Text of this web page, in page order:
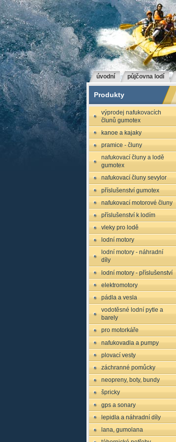
úvodní půjčovna lodí
Produkty
výprodej nafukovacích
člunů gumotex
kanoe a kajaky
pramice - čluny
nafukovací čluny a lodě
gumotex
nafukovací čluny sevylor
příslušenství gumotex
nafukovací motorové čluny
příslušenství k lodím
vleky pro lodě
lodní motory
lodní motory - náhradní
díly
lodní motory - příslušenství
elektromotory
pádla a vesla
vodotěsné lodní pytle a
barely
pro motorkáře
nafukovadla a pumpy
plovací vesty
záchranné pomůcky
neopreny, boty, bundy
špricky
gps a sonary
lepidla a náhradní díly
lana, gumolana